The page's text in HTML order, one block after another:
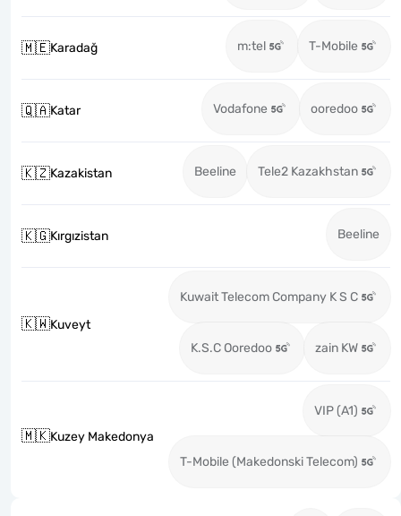
🇲🇪Karadağ m:tel T-Mobile
🇶🇦Katar Vodafone ooredoo
🇰🇿Kazakistan Beeline Tele2 Kazakhstan
🇰🇬Kırgızistan Beeline
🇰🇼Kuveyt
Kuwait Telecom Company K S C
K.S.C Ooredoo zain KW
🇲🇰Kuzey Makedonya
VIP (A1)
T-Mobile (Makedonski Telecom)